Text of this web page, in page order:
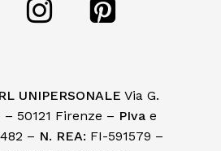
UNIPERSONALE Via G.
50121 Firenze – PIvae
– N. REA: FI-591579 –